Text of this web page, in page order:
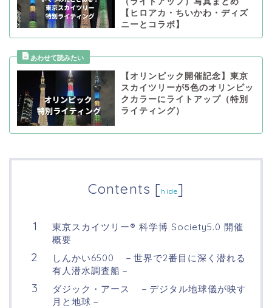
【ヒロアカ・ちいかわ・ディズ
ニーとコラボ】
【オリンピック開催記念】東京
スカイツリーが5色のオリンピッ
クカラーにライトアップ（特別
ライティング）
Contents [hide]
東京スカイツリー® 科学博 Society5.0 開催
概要
しんかい6500 －世界で2番目に深く潜れる
有人潜水調査船－
ダジック・アース －デジタル地球儀が映す
月と地球－